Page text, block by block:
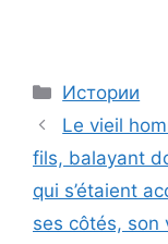
Categories
Истории
Le vieil
fils, balayant
qui s’étaient
ses côtés, son